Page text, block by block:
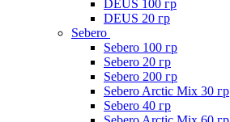
DEUS 100 гр
DEUS 20 гр
Sebero
Sebero 100 гр
Sebero 20 гр
Sebero 200 гр
Sebero Arctic Mix 30 гр
Sebero 40 гр